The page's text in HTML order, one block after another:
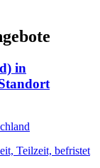
in
Teilzeit, befristet